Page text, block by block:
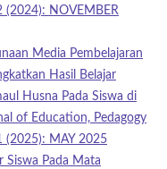
(2024): NOVEMBER
Media Pembelajaran
Hasil Belajar
Husna Pada Siswa di
of Education, Pedagogy
(2025): MAY 2025
Siswa Pada Mata